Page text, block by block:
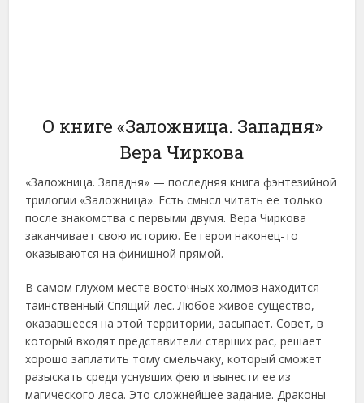
О книге «Заложница. Западня»
Вера Чиркова
«Заложница. Западня» — последняя книга фэнтезийной
трилогии «Заложница». Есть смысл читать ее только
после знакомства с первыми двумя. Вера Чиркова
заканчивает свою историю. Ее герои наконец-то
оказываются на финишной прямой.
В самом глухом месте восточных холмов находится
таинственный Спящий лес. Любое живое существо,
оказавшееся на этой территории, засыпает. Совет, в
который входят представители старших рас, решает
хорошо заплатить тому смельчаку, который сможет
разыскать среди уснувших фею и вынести ее из
магического леса. Это сложнейшее задание. Драконы